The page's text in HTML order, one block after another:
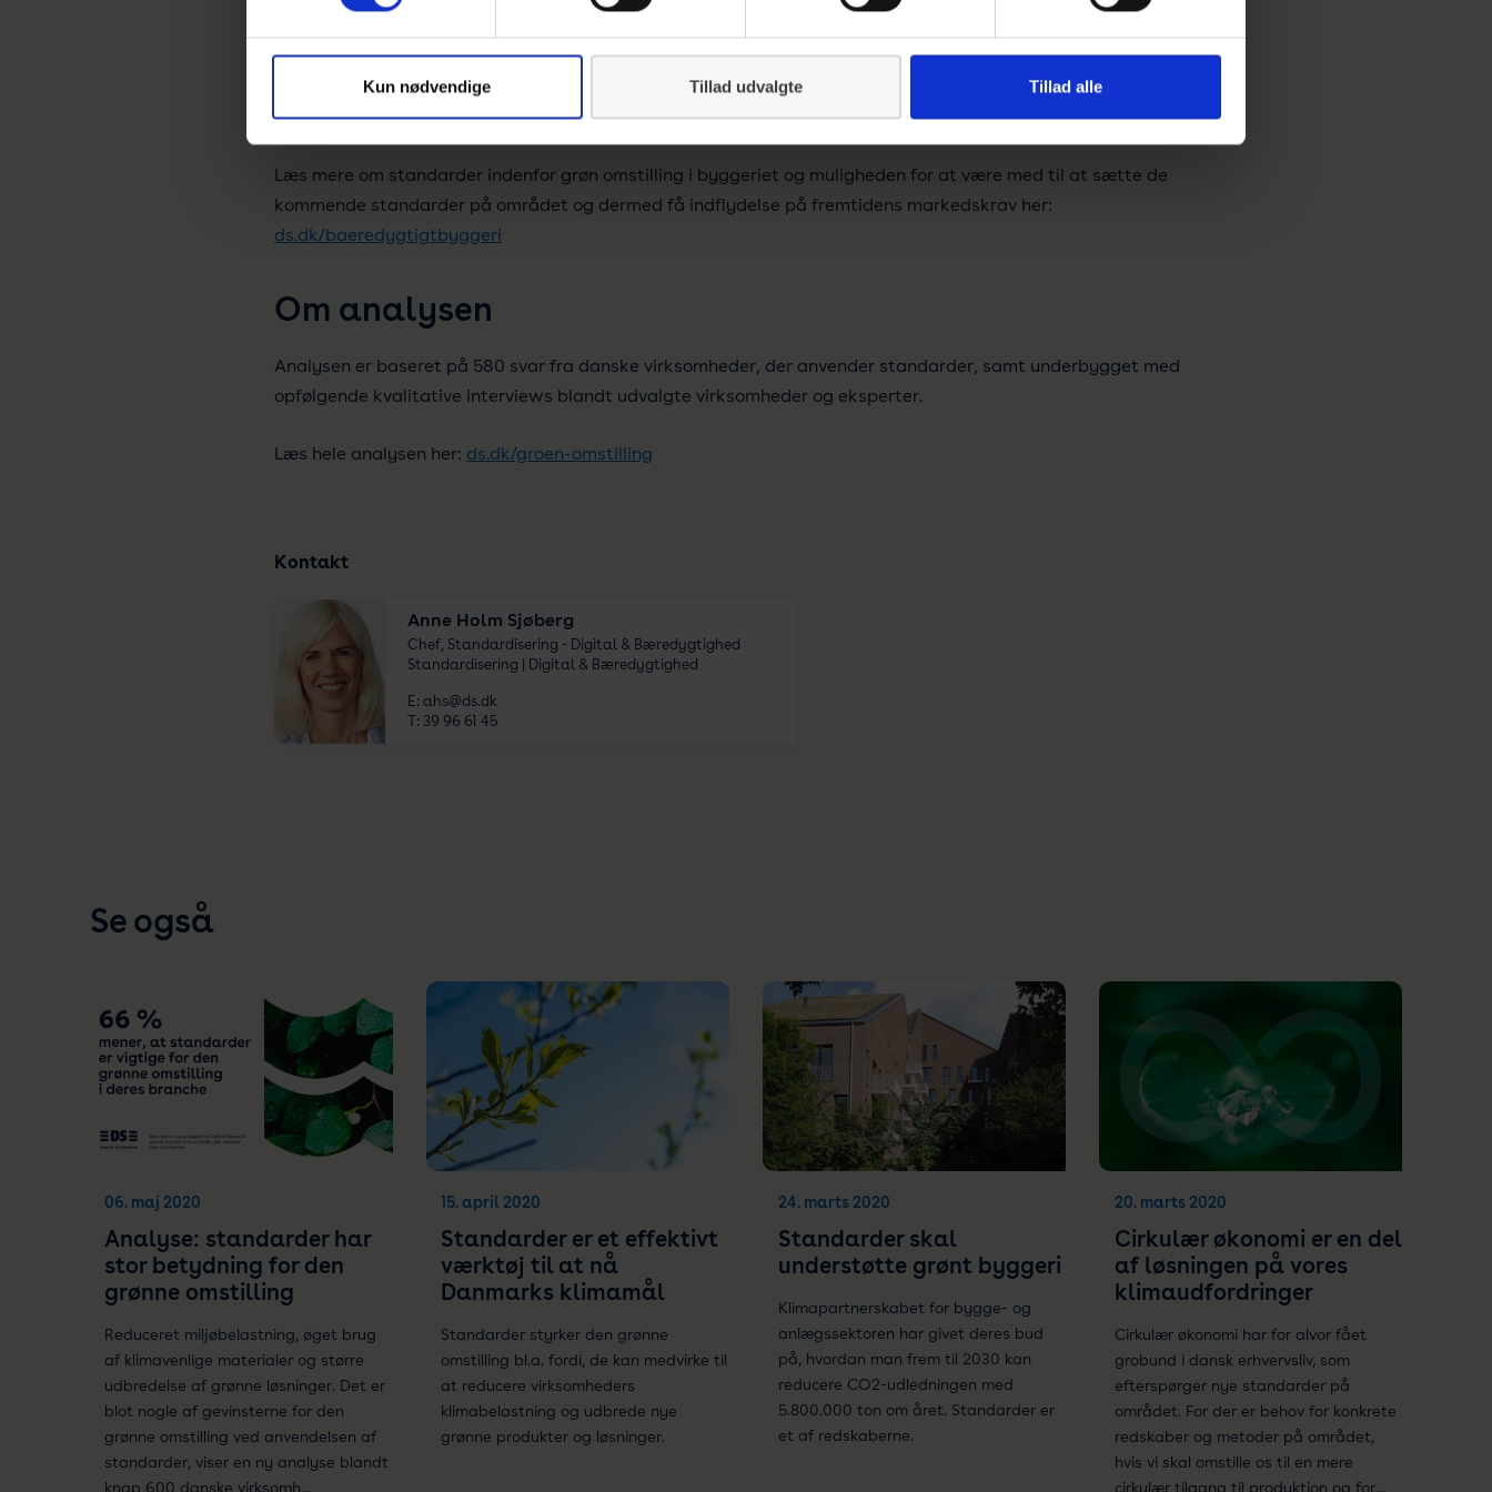
Kun nødvendige Tillad udvalgte Tillad alle
41 % svarer i analysen, at de har reduceret egen miljø- og klimabelastning ved hjælp af standarder og heraf.
siger 27 %, at de direkte har øget genanvendeligheden af materialer i deres produkter, 24 % har øget brug af
genbrugsmaterialer i deres løsninger og 21 % har opnået længere holdbarhed.
Læs mere om standarder indenfor grøn omstilling i byggeriet og muligheden for at være med til at sætte de
kommende standarder på området og dermed få indflydelse på fremtidens markedskrav her:
ds.dk/baeredygtigtbyggeri
Om analysen
Analysen er baseret på 580 svar fra danske virksomheder, der anvender standarder, samt underbygget med
opfølgende kvalitative interviews blandt udvalgte virksomheder og eksperter.
Læs hele analysen her: ds.dk/groen-omstilling
Kontakt
Anne Holm Sjøberg
Chef, Standardisering - Digital & Bæredygtighed
Standardisering | Digital & Bæredygtighed
E: ahs@ds.dk
T: 39 96 61 45
Se også
06. maj 2020
Analyse: standarder har
stor betydning for den
grønne omstilling
Reduceret miljøbelastning, øget brug
af klimavenlige materialer og større
udbredelse af grønne løsninger. Det er
blot nogle af gevinsterne for den
grønne omstilling ved anvendelsen af
standarder, viser en ny analyse blandt
knap 600 danske virksomh...
15. april 2020
Standarder er et effektivt
værktøj til at nå
Danmarks klimamål
Standarder styrker den grønne
omstilling bl.a. fordi, de kan medvirke til
at reducere virksomheders
klimabelastning og udbrede nye
grønne produkter og løsninger.
24. marts 2020
Standarder skal
understøtte grønt byggeri
Klimapartnerskabet for bygge- og
anlægssektoren har givet deres bud
på, hvordan man frem til 2030 kan
reducere CO2-udledningen med
5.800.000 ton om året. Standarder er
et af redskaberne.
20. marts 2020
Cirkulær økonomi er en del
af løsningen på vores
klimaudfordringer
Cirkulær økonomi har for alvor fået
grobund i dansk erhvervsliv, som
efterspørger nye standarder på
området. For der er behov for konkrete
redskaber og metoder på området,
hvis vi skal omstille os til en mere
cirkulær tilgang til produktion og for...